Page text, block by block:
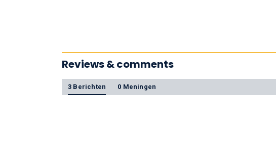
Reviews & comments
3 Berichten 0 Meningen